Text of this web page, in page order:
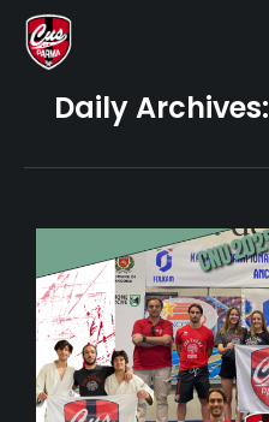
Daily Archives: